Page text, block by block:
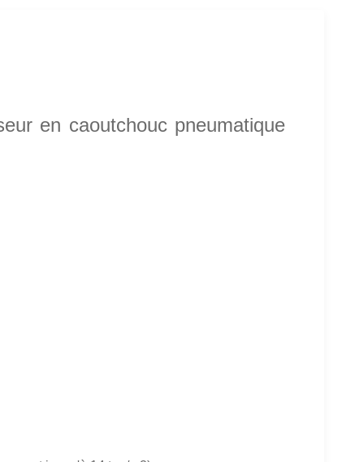
en caoutchouc pneumatique